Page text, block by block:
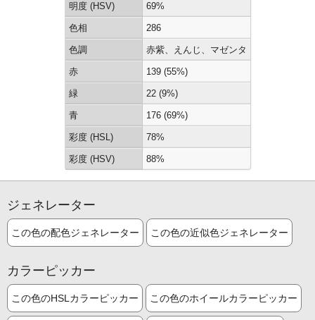
明度 (HSV) 69%
色相 286
色調 赤紫、えんじ、マゼンタ
赤 139 (55%)
緑 22 (9%)
青 176 (69%)
彩度 (HSL) 78%
彩度 (HSV) 88%
ジェネレーター
この色の配色ジェネレーター この色の近似色ジェネレーター
カラーピッカー
この色のHSLカラーピッカー この色のホイールカラーピッカー